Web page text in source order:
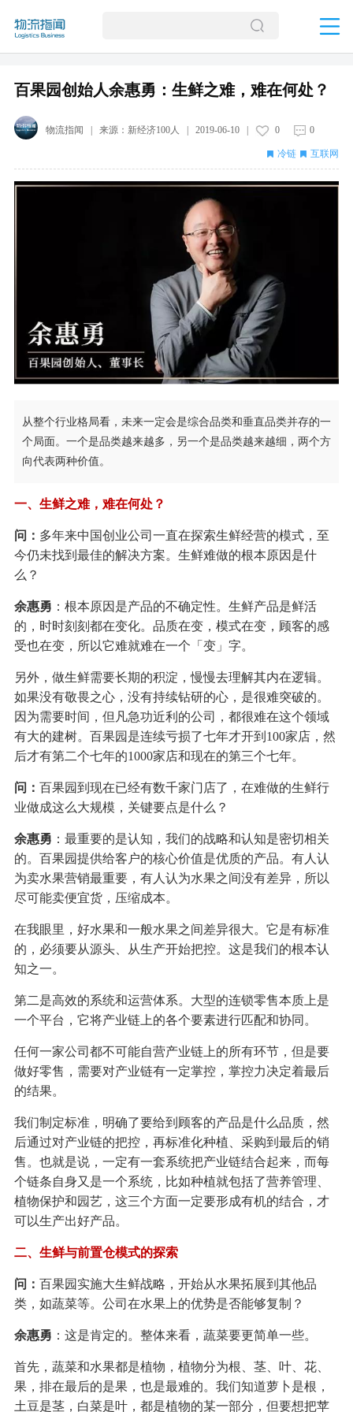
百果园创始人余惠勇：生鲜之难，难在何处？
物流指闻 | 来源： 新经济100人 2019-06-10| 0 0
冷链 互联网
从整个行业格局看，未来一定会是综合品类和垂直品类并存的一
个局面。一个是品类越来越多，另一个是品类越来越细，两个方
向代表两种价值。
一、生鲜之难，难在何处？
问： 多年来中国创业公司一直在探索生鲜经营的模式，至
今仍未找到最佳的解决方案。生鲜难做的根本原因是什
么？
余惠勇 ：根本原因是产品的不确定性。生鲜产品是鲜活
的，时时刻刻都在变化。品质在变，模式在变，顾客的感
受也在变，所以它难就难在一个「变」字。
另外，做生鲜需要长期的积淀，慢慢去理解其内在逻辑。
如果没有敬畏之心，没有持续钻研的心，是很难突破的。
因为需要时间，但凡急功近利的公司，都很难在这个领域
有大的建树。百果园是连续亏损了七年才开到100家店，然
后才有第二个七年的1000家店和现在的第三个七年。
问： 百果园到现在已经有数千家门店了，在难做的生鲜行
业做成这么大规模，关键要点是什么？
余惠勇 ：最重要的是认知，我们的战略和认知是密切相关
的。百果园提供给客户的核心价值是优质的产品。有人认
为卖水果营销最重要，有人认为水果之间没有差异，所以
尽可能卖便宜货，压缩成本。
在我眼里，好水果和一般水果之间差异很大。它是有标准
的，必须要从源头、从生产开始把控。这是我们的根本认
知之一。
第二是高效的系统和运营体系。大型的连锁零售本质上是
一个平台，它将产业链上的各个要素进行匹配和协同。
任何一家公司都不可能自营产业链上的所有环节，但是要
做好零售，需要对产业链有一定掌控，掌控力决定着最后
的结果。
我们制定标准，明确了要给到顾客的产品是什么品质，然
后通过对产业链的把控，再标准化种植、采购到最后的销
售。也就是说，一定有一套系统把产业链结合起来，而每
个链条自身又是一个系统，比如种植就包括了营养管理、
植物保护和园艺，这三个方面一定要形成有机的结合，才
可以生产出好产品。
二、生鲜与前置仓模式的探索
问： 百果园实施大生鲜战略，开始从水果拓展到其他品
类，如蔬菜等。公司在水果上的优势是否能够复制？
余惠勇 ：这是肯定的。整体来看，蔬菜要更简单一些。
首先，蔬菜和水果都是植物，植物分为根、茎、叶、花、
果，排在最后的是果，也是最难的。我们知道萝卜是根，
土豆是茎，白菜是叶，都是植物的某一部分，但要想把苹